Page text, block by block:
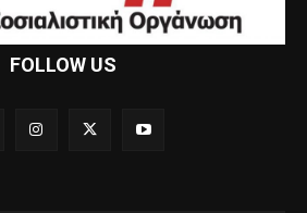
FOLLOW US